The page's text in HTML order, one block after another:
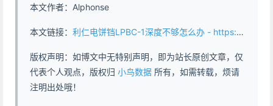
本文作者：Alphonse
本文链接： 利仁电饼铛LPBC-1深度不够怎么办 - https://www.abddb.com/liren_cake_clang_deep.html
版权声明：如博文中无特别声明，即为站长原创文章，仅
代表个人观点，版权归 小鸟数据 所有，如需转载，烦请
注明出处哦！